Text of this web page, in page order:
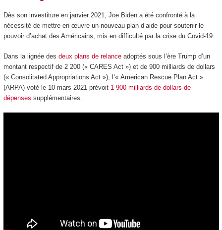
Dès son investiture en janvier 2021, Joe Biden a été confronté à la
nécessité de mettre en œuvre un nouveau plan d’aide pour soutenir le
pouvoir d’achat des Américains, mis en difficulté par la crise du Covid-19.
Dans la lignée des deux plans de relanceadoptés sous l’ère Trump d’un
montant respectif de 2 200 (« CARES Act ») et de 900 milliards de dollars
(« Consolitated Appropriations Act »), l’« American Rescue Plan Act »
(ARPA) voté le 10 mars 2021 prévoit 1 900 milliards de dollars de
dépenses supplémentaires.